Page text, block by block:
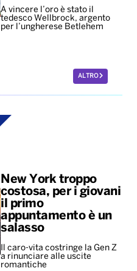
A vincere l’oro è stato il
tedesco Wellbrock, argento
per l’ungherese Betlehem
ALTRO
New York troppo
costosa, per i giovani
il primo
appuntamento è un
salasso
Il caro-vita costringe la Gen Z
a rinunciare alle uscite
romantiche